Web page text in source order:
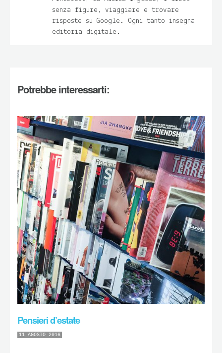
senza figure, viaggiare e trovare
risposte su Google. Ogni tanto insegna
editoria digitale.
Potrebbe interessarti:
Pensieri d’estate
11 AGOSTO 2016